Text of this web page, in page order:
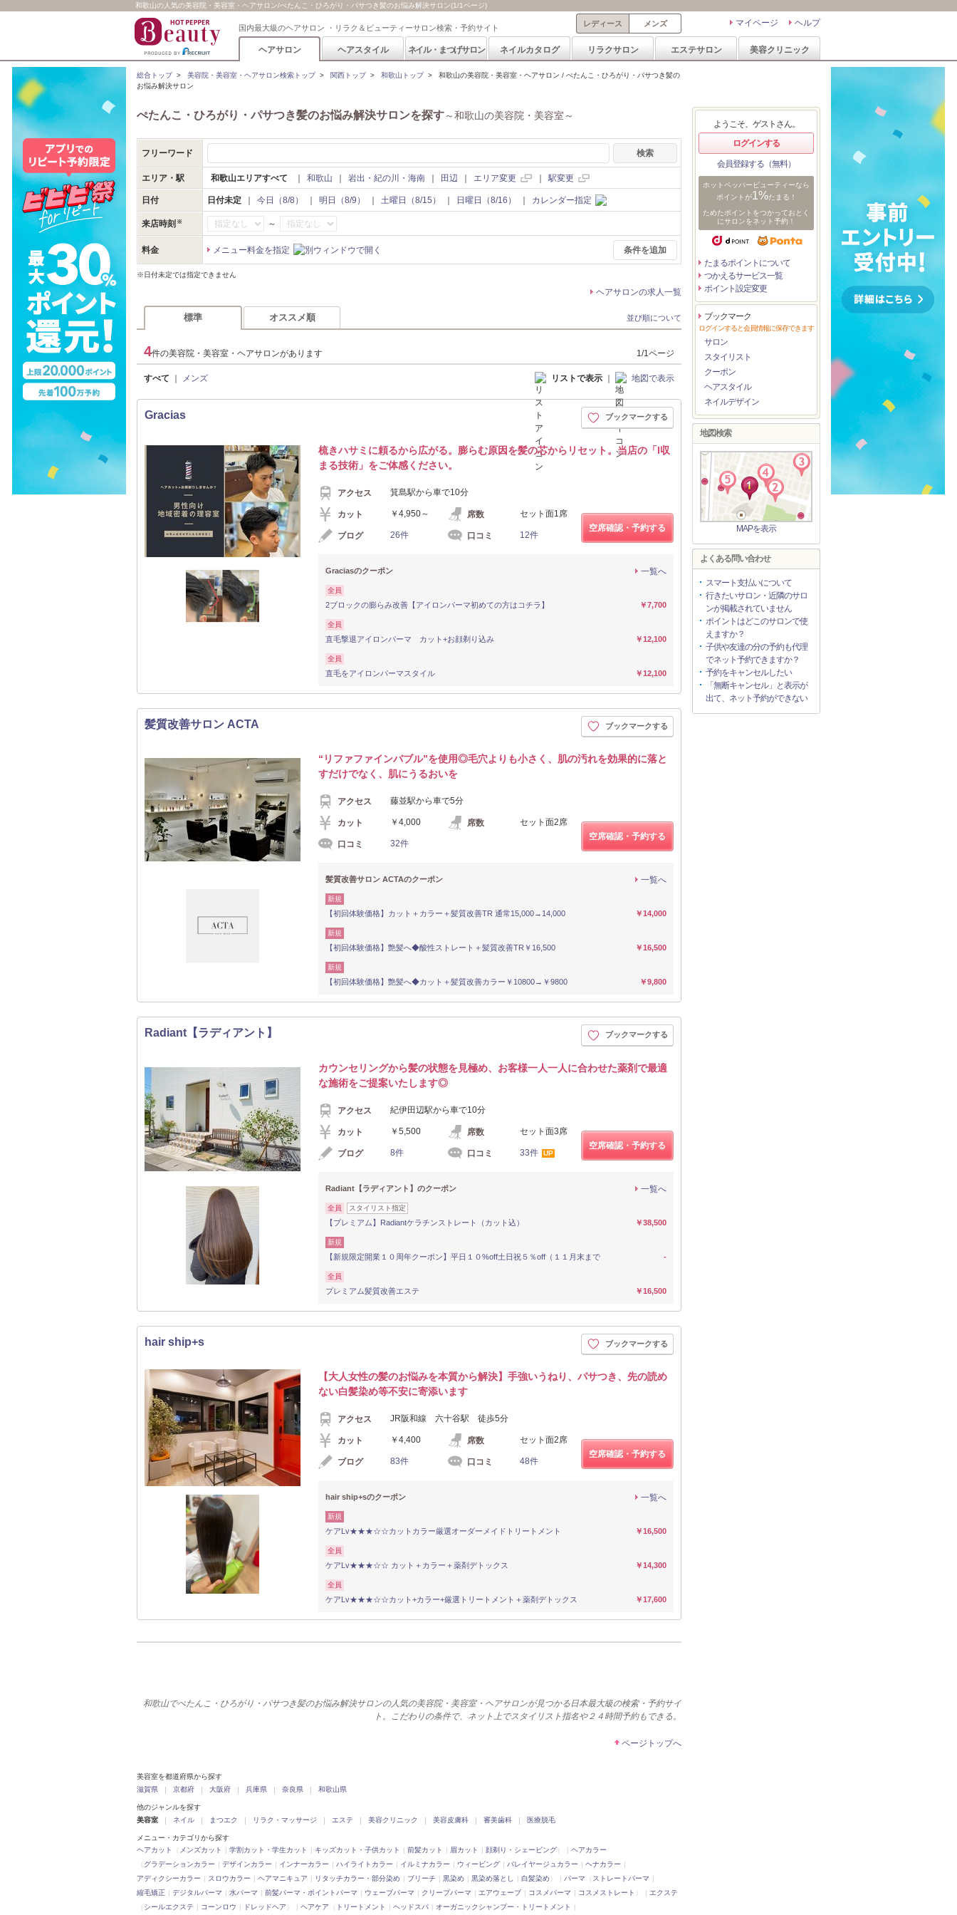
和歌山の人気の美容院・美容室・ヘアサロン/ぺたんこ・ひろがり・パサつき髪のお悩み解決サロン(1/1ページ)
国内最大級のヘアサロン ・リラク＆ビューティーサロン検索・予約サイト ヘルプ
マイページ
レディース メンズ
ヘアサロン ヘアスタイル ネイル・まつげサロン ネイルカタログ リラクサロン エステサロン 美容クリニック
総合トップ> 美容院・美容室・ヘアサロン検索トップ> 関西トップ> 和歌山トップ> 和歌山の美容院・美容室・ヘアサロン / ぺたんこ・ひろがり・パサつき髪の
お悩み解決サロン
ぺたんこ・ひろがり・パサつき髪のお悩み解決サロンを探す～和歌山の美容院・美容室～
フリーワード
エリア・駅 和歌山エリアすべて 和歌山 岩出・紀の川・海南 田辺 エリア変更 駅変更
日付 日付未定 今日（8/8） 明日（8/9） 土曜日（8/15） 日曜日（8/16） カレンダー指定
来店時刻 ～
料金 メニュー料金を指定 条件を追加
※日付未定では指定できません
ヘアサロンの求人一覧
標準 オススメ順 並び順について
4件の美容院・美容室・ヘアサロンがあります 1/1ページ
すべて メンズ リストで表示 地図で表示
Gracias ブックマークする
梳きハサミに頼るから広がる。膨らむ原因を髪の芯からリセット。当店の「l収
まる技術」をご体感ください。
アクセス 箕島駅から車で10分
カット ￥4,950～ 席数 セット面1席
ブログ 26件 口コミ 12件
空席確認・予約する
Graciasのクーポン 一覧へ
全員
2ブロックの膨らみ改善【アイロンパーマ初めての方はコチラ】 ￥7,700
全員
直毛撃退アイロンパーマ カット+お顔剃り込み ￥12,100
全員
直毛をアイロンパーマスタイル ￥12,100
髪質改善サロン ACTA ブックマークする
“リファファインバブル”を使用◎毛穴よりも小さく、肌の汚れを効果的に落と
すだけでなく、肌にうるおいを
アクセス 藤並駅から車で5分
カット ￥4,000 席数 セット面2席
口コミ 32件
空席確認・予約する
髪質改善サロン ACTAのクーポン 一覧へ
新規
【初回体験価格】カット＋カラー＋髪質改善TR 通常15,000→14,000 ￥14,000
新規
【初回体験価格】艶髪へ◆酸性ストレート＋髪質改善TR￥16,500 ￥16,500
新規
【初回体験価格】艶髪へ◆カット＋髪質改善カラー￥10800→￥9800 ￥9,800
Radiant【ラディアント】 ブックマークする
カウンセリングから髪の状態を見極め、お客様一人一人に合わせた薬剤で最適
な施術をご提案いたします◎
アクセス 紀伊田辺駅から車で10分
カット ￥5,500 席数 セット面3席
ブログ 8件 口コミ 33件 UP
空席確認・予約する
Radiant【ラディアント】のクーポン 一覧へ
全員 スタイリスト指定
【プレミアム】Radiantケラチンストレート（カット込） ￥38,500
新規
【新規限定開業１０周年クーポン】平日１０%off土日祝５％off（１１月末まで -
全員
プレミアム髪質改善エステ ￥16,500
hair ship+s ブックマークする
【大人女性の髪のお悩みを本質から解決】手強いうねり、パサつき、先の読め
ない白髪染め等不安に寄添います
アクセス JR阪和線 六十谷駅 徒歩5分
カット ￥4,400 席数 セット面2席
ブログ 83件 口コミ 48件
空席確認・予約する
hair ship+sのクーポン 一覧へ
新規
ケアLv★★★☆☆カットカラー厳選オーダーメイドトリートメント ￥16,500
全員
ケアLv★★★☆☆ カット＋カラー＋薬剤デトックス ￥14,300
全員
ケアLv★★★☆☆カット+カラー+厳選トリートメント＋薬剤デトックス ￥17,600
和歌山でぺたんこ・ひろがり・パサつき髪のお悩み解決サロンの人気の美容院・美容室・ヘアサロンが見つかる日本最大級の検索・予約サイ
ト。こだわりの条件で、ネット上でスタイリスト指名や２４時間予約もできる。
ページトップへ
美容室を都道府県から探す
滋賀県
京都府 大阪府 兵庫県 奈良県 和歌山県
他のジャンルを探す
美容室
ネイル まつエク リラク・マッサージ エステ 美容クリニック 美容皮膚科 審美歯科 医療脱毛
メニュー・カテゴリから探す
ヘアカット
（ メンズカット 学割カット・学生カット キッズカット・子供カット 前髪カット 眉カット 顔剃り・シェービング ）
ヘアカラー
（ グラデーションカラー デザインカラー インナーカラー ハイライトカラー イルミナカラー ウィービング バレイヤージュカラー
ヘナカラー
アディクシーカラー
スロウカラー ヘアマニキュア リタッチカラー・部分染め ブリーチ 黒染め 黒染め落とし 白髪染め ） パーマ （ ストレートパーマ
縮毛矯正
デジタルパーマ 水パーマ 前髪パーマ・ポイントパーマ ウェーブパーマ クリープパーマ エアウェーブ コスメパーマ コスメストレート ）
エクステ
（ シールエクステ コーンロウ ドレッドヘア ） ヘアケア （ トリートメント ヘッドスパ オーガニックシャンプー・トリートメント
ようこそ、ゲストさん。
ログインする
会員登録する（無料）
ホットペッパービューティーなら
ポイントが1%たまる！
ためたポイントをつかっておとく
にサロンをネット予約！
たまるポイントについて
つかえるサービス一覧
ポイント設定変更
ブックマーク
ログインすると会員情報に保存できます
サロン
スタイリスト
クーポン
ヘアスタイル
ネイルデザイン
地図検索
MAPを表示
よくある問い合わせ
スマート支払いについて
行きたいサロン・近隣のサロ
ンが掲載されていません
ポイントはどこのサロンで使
えますか？
子供や友達の分の予約も代理
でネット予約できますか？
予約をキャンセルしたい
「無断キャンセル」と表示が
出て、ネット予約ができない